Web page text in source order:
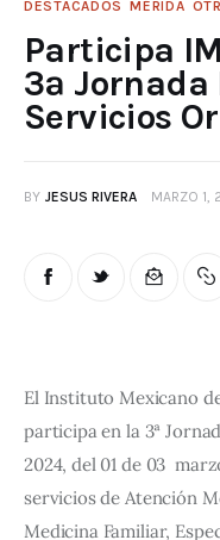
DESTACADOS MÉRIDA
Participa
3ª Jornada
Servicios
BY JESUS RIVERA MARZO 1,
El Instituto Mexicano
participa en la 3ª
2024, del 01 de 03
servicios de Atención
Medicina Familiar,